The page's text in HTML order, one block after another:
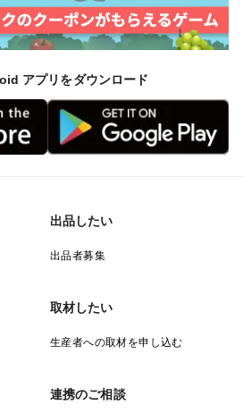
アプリをダウンロード
出品したい
出品者募集
取材したい
生産者への取材を申し込む
連携のご相談